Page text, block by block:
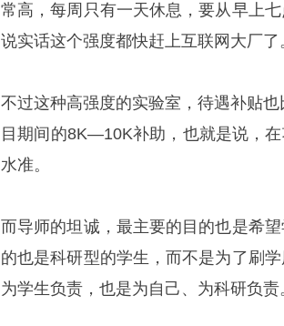
常高，每周只有一天休息，要从早上
说实话这个强度都快赶上互联网大厂了
不过这种高强度的实验室，待遇补贴
目期间的8K—10K补助，也就是说，
水准。
而导师的坦诚，最主要的目的也是希
的也是科研型的学生，而不是为了刷
为学生负责，也是为自己、为科研负责